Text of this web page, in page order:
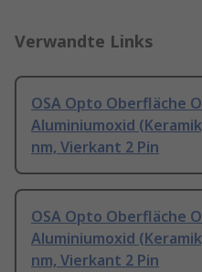
Verwandte Links
OSA Opto Oberfläche
Aluminiumoxid
nm, Vierkant 2 Pin
OSA Opto Oberfläche
Aluminiumoxid
nm, Vierkant 2 Pin